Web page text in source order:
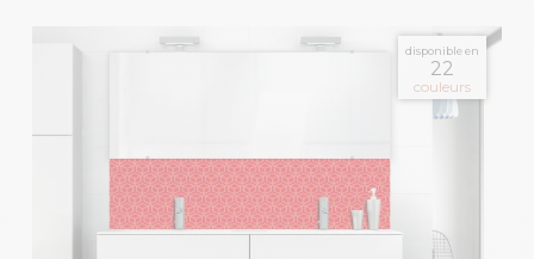
disponible en
22
couleurs